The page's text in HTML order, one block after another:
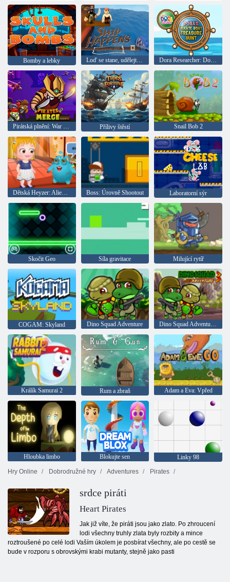
Bomby a lebky Loď se stane, udělejte to Dora Researcher: Dora hledá poklady na pirátské lodi
Pirátská plnění: War Trail Přílivy štěstí Snail Bob 2
Boss: Úrovně Shootout Laboratorní sýr
Skočit Geo Síla gravitace Milující rytíř
COGAM: Skyland Dino Squad Adventure Dino Squad Adventure 3
Králík Samurai 2 Rum a zbraň Adam a Eva: Vpřed
Hloubka limbo Blokujte sen
Linky 98
Hry Online
Dobrodružné hry Adventures Pirates
srdce piráti
Heart Pirates
Jak již víte, že piráti jsou jako zlato. Po zhroucení
lodi všechny truhly zlata byly rozbity a mince
roztroušené po celé lodi Vaším úkolem je posbírat všechny, ale po cestě se
bude v rozporu s obrovskými krabi mutanty, stejně jako pasti